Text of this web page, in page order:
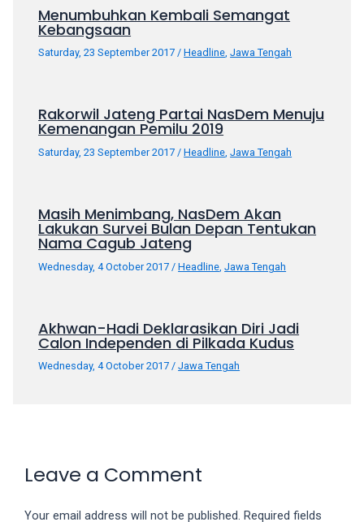
videos
completely
Menumbuhkan Kembali Semangat
Kebangsaan
Saturday, 23 September 2017 /Headline ,Jawa Tengah
Rakorwil Jateng Partai NasDem Menuju
Kemenangan Pemilu 2019
Saturday, 23 September 2017 /Headline ,Jawa Tengah
Masih Menimbang, NasDem Akan
Lakukan Survei Bulan Depan Tentukan
Nama Cagub Jateng
Wednesday, 4 October 2017 /Headline ,Jawa Tengah
Akhwan-Hadi Deklarasikan Diri Jadi
Calon Independen di Pilkada Kudus
Wednesday, 4 October 2017/Jawa Tengah
Leave a Comment
Your email address will not be published. Required fields